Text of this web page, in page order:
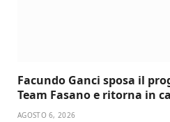
Facundo Ganci sposa il
Team Fasano e ritorna in
AGOSTO 6, 2026